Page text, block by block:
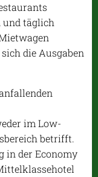
täglich
die Ausgaben
im Low-
betrifft.
in der Economy